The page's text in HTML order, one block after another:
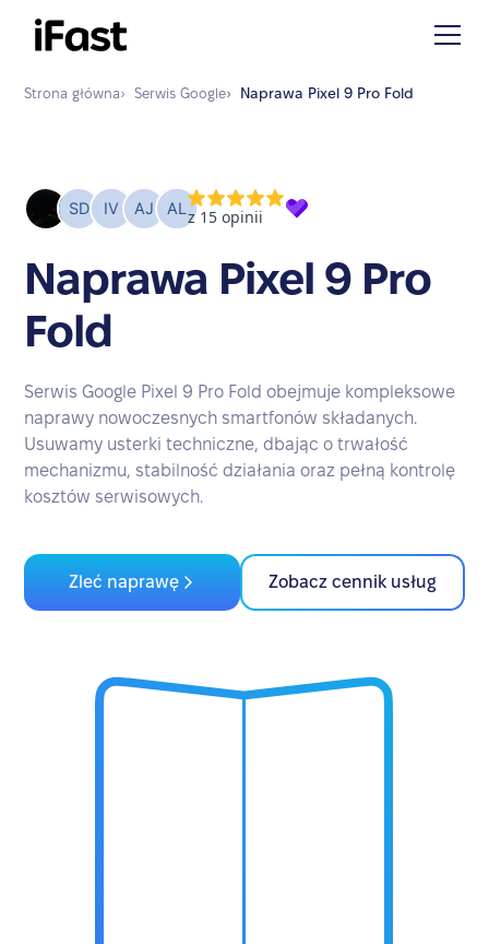
Strona główna› Serwis Google› Naprawa Pixel 9 Pro Fold
Naprawa Pixel 9 Pro
Fold
Serwis Google Pixel 9 Pro Fold obejmuje kompleksowe
naprawy nowoczesnych smartfonów składanych.
Usuwamy usterki techniczne, dbając o trwałość
mechanizmu, stabilność działania oraz pełną kontrolę
kosztów serwisowych.
Zleć naprawę Zobacz cennik usług